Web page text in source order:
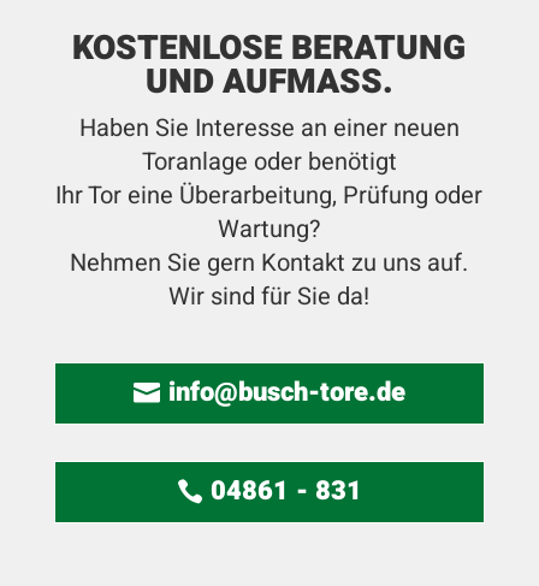
KOSTENLOSE BERATUNG
UND AUFMASS.
Haben Sie Interesse an einer neuen
Toranlage oder benötigt
Ihr Tor eine Überarbeitung, Prüfung oder
Wartung?
Nehmen Sie gern Kontakt zu uns auf.
Wir sind für Sie da!
info@busch-tore.de
04861 - 831